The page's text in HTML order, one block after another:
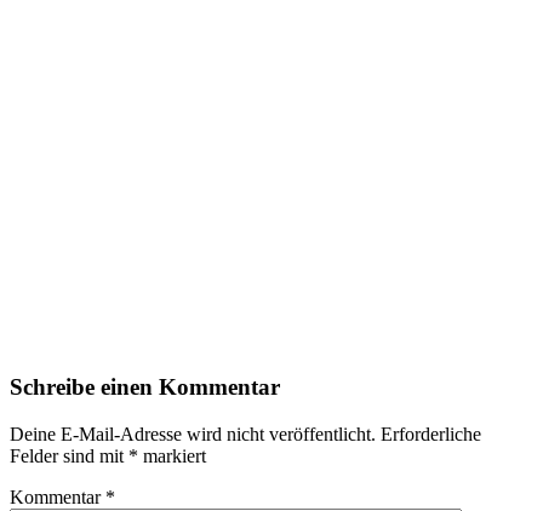
Schreibe einen Kommentar
Deine E-Mail-Adresse wird nicht veröffentlicht. Erforderliche
Felder sind mit * markiert
Kommentar *